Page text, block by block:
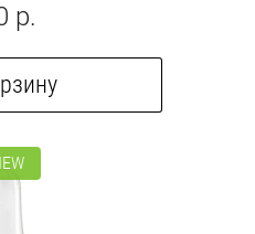
р.